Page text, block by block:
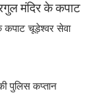
मंदिर के कपाट
कपाट चूड़ेश्वर सेवा